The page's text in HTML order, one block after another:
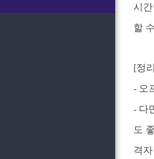
시
할
[정
- 오
- 다
도
격